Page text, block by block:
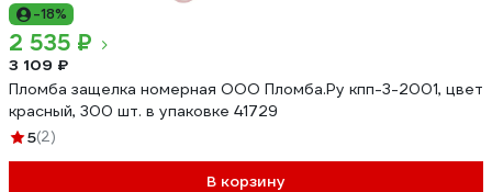
-18%
2 535 ₽
3 109 ₽
Пломба защелка номерная ООО Пломба.Ру кпп-3-2001, цвет
красный, 300 шт. в упаковке 41729
5(2)
В корзину